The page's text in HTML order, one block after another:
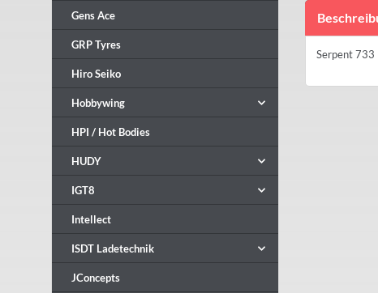
Serpent 733
Gens Ace
GRP Tyres
Hiro Seiko
Hobbywing
HPI / Hot Bodies
HUDY
IGT8
Intellect
ISDT Ladetechnik
JConcepts